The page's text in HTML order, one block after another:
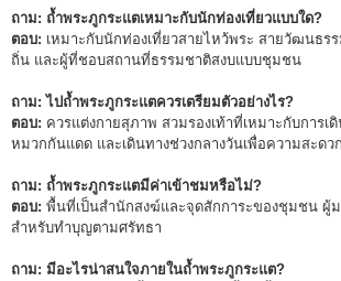
ถาม: ถ้ำพระภูกระแตเหมาะกับนักท่องเที่ยวแบบใด?
ตอบ: เหมาะกับนักท่องเที่ยวสายไหว้พระ สายวัฒนธร
ถิ่น และผู้ที่ชอบสถานที่ธรรมชาติสงบแบบชุมชน
ถาม: ไปถ้ำพระภูกระแตควรเตรียมตัวอย่างไร?
ตอบ: ควรแต่งกายสุภาพ สวมรองเท้าที่เหมาะกับการเ
หมวกกันแดด และเดินทางช่วงกลางวันเพื่อความสะด
ถาม: ถ้ำพระภูกระแตมีค่าเข้าชมหรือไม่?
ตอบ: พื้นที่เป็นสำนักสงฆ์และจุดสักการะของชุมชน ผู้ม
สำหรับทำบุญตามศรัทธา
ถาม: มีอะไรน่าสนใจภายในถ้ำพระภูกระแต?